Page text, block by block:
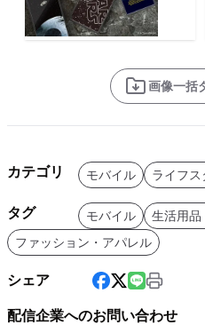
画像一括
カテゴリ モバイル ライフス
タグ モバイル
生活用品
ファッション・アパレル
シェア
配信企業へのお問い合わせ